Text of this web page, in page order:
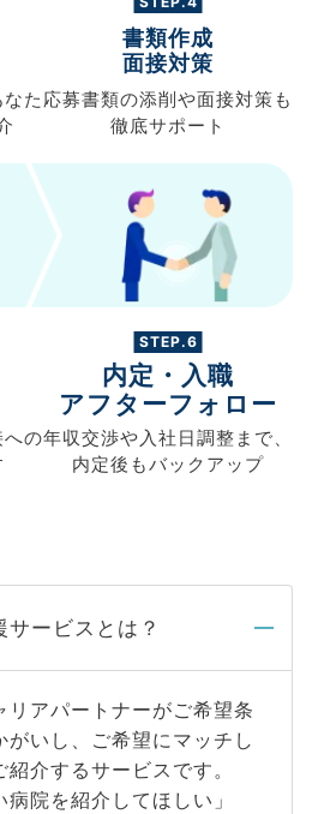
なた
書類作成
面接対策
応募書類の添削や面接対策も
徹底サポート
への
STEP.6
内定・入職
アフターフォロー
年収交渉や入社日調整まで、
内定後もバックアップ
サービスとは？
リアパートナーがご希望条
がいし、ご希望にマッチし
介するサービスです。
病院を紹介してほしい」